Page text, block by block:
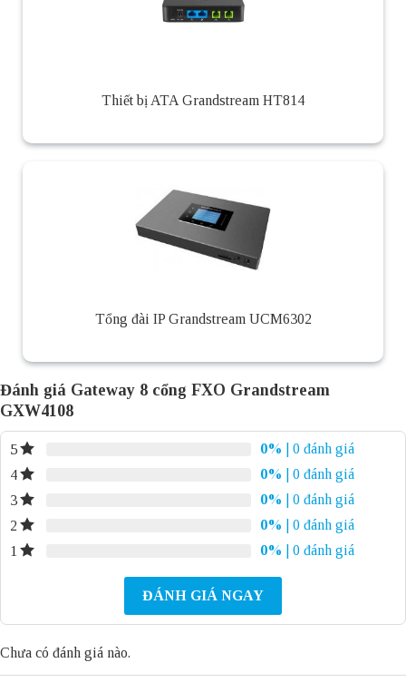
Thiết bị ATA Grandstream HT814
Tổng đài IP Grandstream UCM6302
Đánh giá Gateway 8 cổng FXO Grandstream
GXW4108
5 0%
| 0 đánh giá
4
0%
| 0 đánh giá
3
0%
| 0 đánh giá
2
0%
| 0 đánh giá
1
0% | 0 đánh giá
ĐÁNH GIÁ NGAY
Chưa có đánh giá nào.